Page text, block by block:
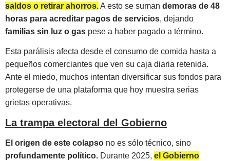
saldos o retirar ahorros.A esto se suman demoras de 48
horas para acreditar pagos de servicios, dejando
familias sin luz o gas pese a haber pagado a término.
Esta parálisis afecta desde el consumo de comida hasta a
pequeños comerciantes que ven su caja diaria retenida.
Ante el miedo, muchos intentan diversificar sus fondos para
protegerse de una plataforma que hoy muestra serias
grietas operativas.
La trampa electoral del Gobierno
El origen de este colapso no es sólo técnico, sino
profundamente político. Durante 2025, el Gobierno